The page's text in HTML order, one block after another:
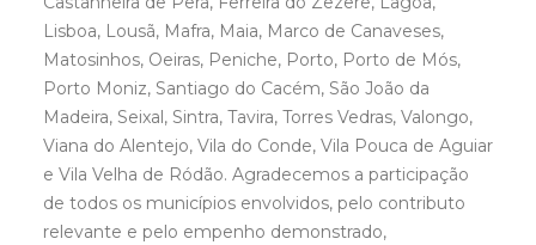
Lisboa, Lousã, Mafra, Maia, Marco de Canaveses,
Matosinhos, Oeiras, Peniche, Porto, Porto de Mós,
Porto Moniz, Santiago do Cacém, São João da
Madeira, Seixal, Sintra, Tavira, Torres Vedras, Valongo,
Viana do Alentejo, Vila do Conde, Vila Pouca de Aguiar
e Vila Velha de Ródão. Agradecemos a participação
de todos os municípios envolvidos, pelo contributo
relevante e pelo empenho demonstrado,